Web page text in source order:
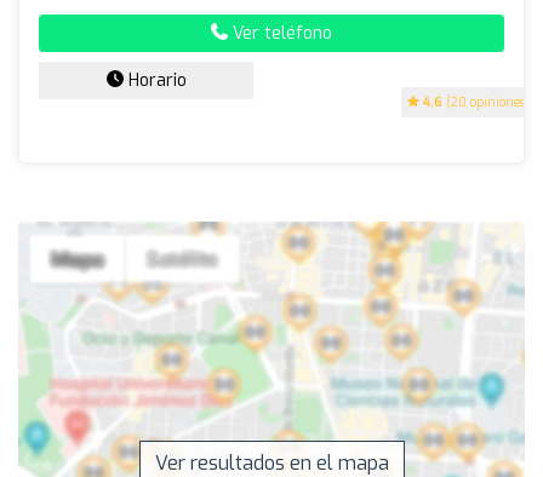
4.6 (20 opiniones)
Ver teléfono
Horario
Ver resultados en el mapa